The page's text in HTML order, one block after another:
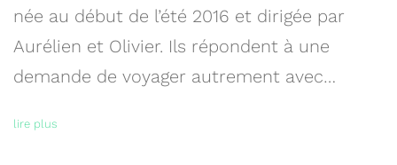
née au début de l’été 2016 et dirigée par
Aurélien et Olivier. Ils répondent à une
demande de voyager autrement avec…
lire plus